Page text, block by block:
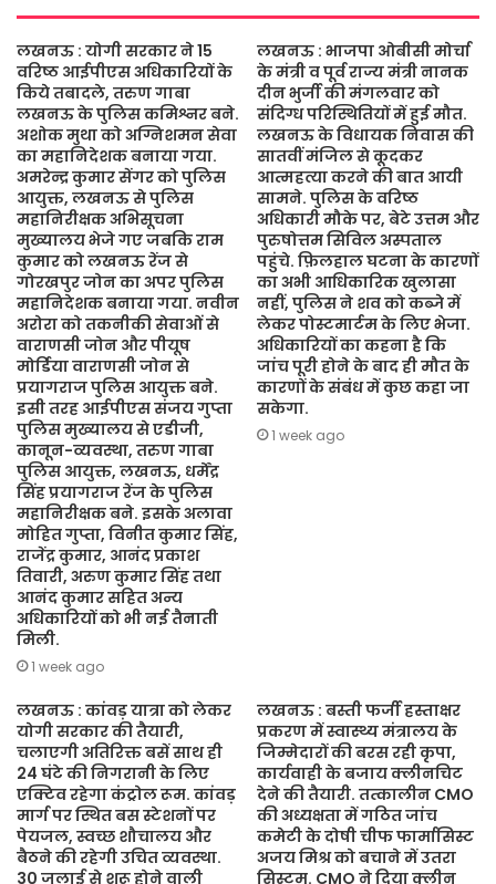
लखनऊ : योगी सरकार ने 15
वरिष्ठ आईपीएस अधिकारियों के
किये तबादले, तरुण गाबा
लखनऊ के पुलिस कमिश्नर बने.
अशोक मुथा को अग्निशमन सेवा
का महानिदेशक बनाया गया.
अमरेन्द्र कुमार सेंगर को पुलिस
आयुक्त, लखनऊ से पुलिस
महानिरीक्षक अभिसूचना
मुख्यालय भेजे गए जबकि राम
कुमार को लखनऊ रेंज से
गोरखपुर जोन का अपर पुलिस
महानिदेशक बनाया गया. नवीन
अरोरा को तकनीकी सेवाओं से
वाराणसी जोन और पीयूष
मोर्डिया वाराणसी जोन से
प्रयागराज पुलिस आयुक्त बने.
इसी तरह आईपीएस संजय गुप्ता
पुलिस मुख्यालय से एडीजी,
कानून-व्यवस्था, तरुण गाबा
पुलिस आयुक्त, लखनऊ, धर्मेंद्र
सिंह प्रयागराज रेंज के पुलिस
महानिरीक्षक बने. इसके अलावा
मोहित गुप्ता, विनीत कुमार सिंह,
राजेंद्र कुमार, आनंद प्रकाश
तिवारी, अरुण कुमार सिंह तथा
आनंद कुमार सहित अन्य
अधिकारियों को भी नई तैनाती
मिली.
1 week ago
लखनऊ : भाजपा ओबीसी मोर्चा
के मंत्री व पूर्व राज्य मंत्री नानक
दीन भुर्जी की मंगलवार को
संदिग्ध परिस्थितियों में हुई मौत.
लखनऊ के विधायक निवास की
सातवीं मंजिल से कूदकर
आत्महत्या करने की बात आयी
सामने. पुलिस के वरिष्ठ
अधिकारी मौके पर, बेटे उत्तम और
पुरुषोत्तम सिविल अस्पताल
पहुंचे. फ़िलहाल घटना के कारणों
का अभी आधिकारिक खुलासा
नहीं, पुलिस ने शव को कब्जे में
लेकर पोस्टमार्टम के लिए भेजा.
अधिकारियों का कहना है कि
जांच पूरी होने के बाद ही मौत के
कारणों के संबंध में कुछ कहा जा
सकेगा.
1 week ago
लखनऊ : कांवड़ यात्रा को लेकर
योगी सरकार की तैयारी,
चलाएगी अतिरिक्त बसें साथ ही
24 घंटे की निगरानी के लिए
एक्टिव रहेगा कंट्रोल रूम. कांवड़
मार्ग पर स्थित बस स्टेशनों पर
पेयजल, स्वच्छ शौचालय और
बैठने की रहेगी उचित व्यवस्था.
30 जुलाई से शुरू होने वाली
लखनऊ : बस्ती फर्जी हस्ताक्षर
प्रकरण में स्वास्थ्य मंत्रालय के
जिम्मेदारों की बरस रही कृपा,
कार्यवाही के बजाय क्लीनचिट
देने की तैयारी. तत्कालीन CMO
की अध्यक्षता में गठित जांच
कमेटी के दोषी चीफ फार्मासिस्ट
अजय मिश्र को बचाने में उतरा
सिस्टम. CMO ने दिया क्लीन